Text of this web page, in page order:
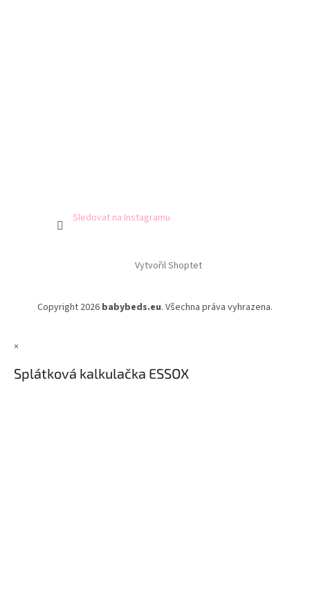
Sledovat na Instagramu
Vytvořil Shoptet
Copyright 2026 babybeds.eu. Všechna práva vyhrazena.
×
Splátková kalkulačka ESSOX